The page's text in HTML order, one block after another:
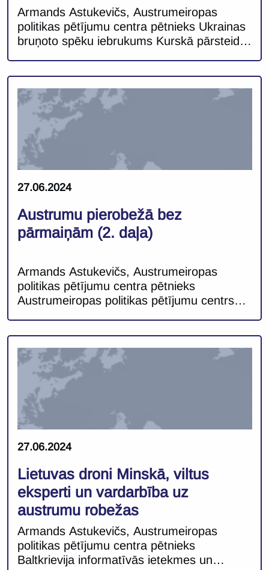
Armands Astukevičs, Austrumeiropas
politikas pētījumu centra pētnieks Ukrainas
bruņoto spēku iebrukums Kurskā pārsteidza
ilgstoši smagās situācijas frontē Kurskas
operācija iezīmēja nozīmīgu izrāvienu un
pieturas punktu Ukrainas–Krievijas karā.
Pirmo reizi šī kara laikā karadarbība ir tikusi
pārnesta Krievijas teritorijā, un tas […]
27.06.2024
Austrumu pierobežā bez
pārmaiņām (2. daļa)
Armands Astukevičs, Austrumeiropas
politikas pētījumu centra pētnieks
Austrumeiropas politikas pētījumu centrs
kurās diktatora Aleksandra Lukašenko
režīms turpina aktīvi vērsties pret savām
kaimiņvalstīm Rietumos. Faktu un notikumu
sagrozīšana regulāri kalpo kā instruments,
ar kura palīdzību pamatot Baltkrievijas
politiskās izvēles un pieņemtos lēmumus.
Piemēram, aprīlī Baltkrievijas […]
27.06.2024
Lietuvas droni Minskā, viltus
eksperti un vardarbība uz
austrumu robežas
Armands Astukevičs, Austrumeiropas
politikas pētījumu centra pētnieks
Baltkrievija informatīvās ietekmes un